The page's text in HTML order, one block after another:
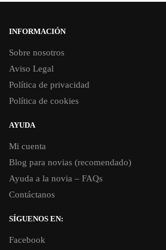
INFORMACIÓN
Sobre nosotros
Aviso Legal
Política de privacidad
Política de cookies
AYUDA
Mi cuenta
Blog para novias (recomendado)
Ayuda a la novia – FAQs
Contáctanos
SÍGUENOS EN:
Facebook